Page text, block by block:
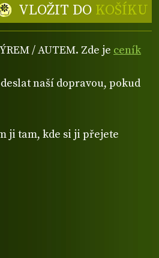
VLOŽIT DO KOŠÍKU
/ AUTEM. Zde je ceník
naší dopravou, pokud
ji tam, kde si ji přejete